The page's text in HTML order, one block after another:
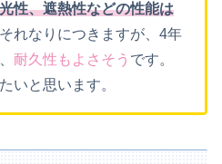
性、遮熱性などの性能は
れなりにつきますが、 4年
耐久性もよさそう です。
いと思います。